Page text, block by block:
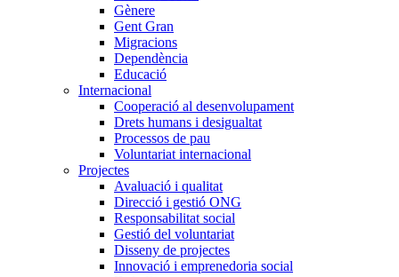
Gènere
Gent Gran
Migracions
Dependència
Educació
Internacional
Cooperació al desenvolupament
Drets humans i desigualtat
Processos de pau
Voluntariat internacional
Projectes
Avaluació i qualitat
Direcció i gestió ONG
Responsabilitat social
Gestió del voluntariat
Disseny de projectes
Innovació i emprenedoria social